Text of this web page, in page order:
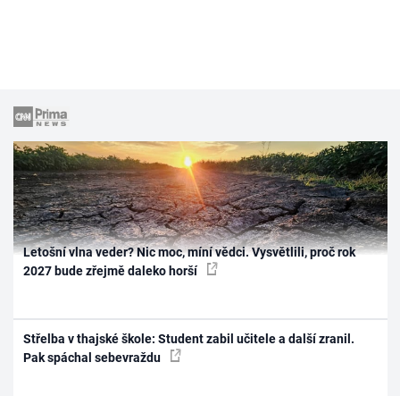
Letošní vlna veder? Nic moc, míní vědci. Vysvětlili, proč rok
2027 bude zřejmě daleko horší
Střelba v thajské škole: Student zabil učitele a další zranil.
Pak spáchal sebevraždu